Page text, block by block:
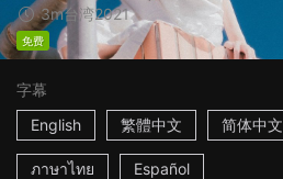
3m台湾2021
免费
字幕
English
繁體中文 简体中文
ภาษาไทย Español